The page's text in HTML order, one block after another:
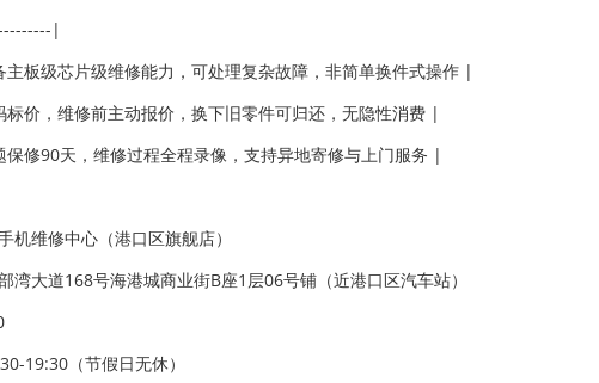
|
板级芯片级维修能力，可处理复杂故障，非简单换件式操作 |
价，维修前主动报价，换下旧零件可归还，无隐性消费 |
修90天，维修过程全程录像，支持异地寄修与上门服务 |
机维修中心（港口区旗舰店）
湾大道168号海港城商业街B座1层06号铺（近港口区汽车站）
19:30（节假日无休）